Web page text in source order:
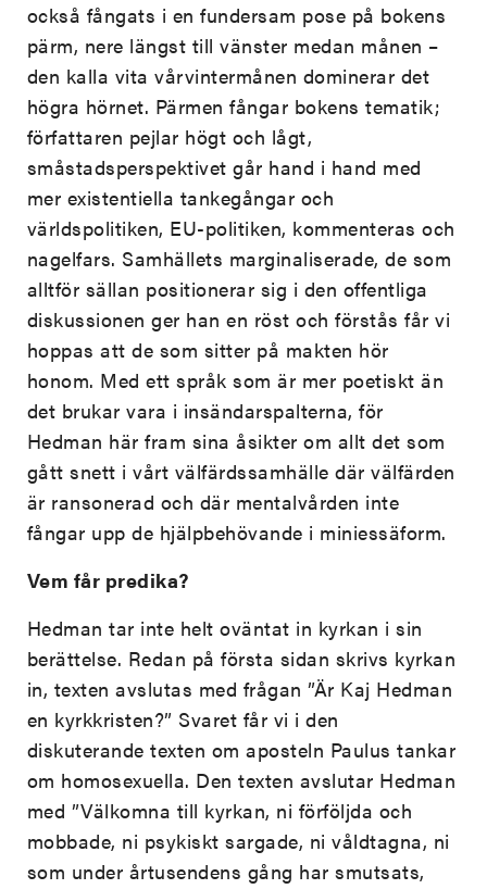
också fångats i en fundersam pose på bokens
pärm, nere längst till vänster medan månen –
den kalla vita vårvintermånen dominerar det
högra hörnet. Pärmen fångar bokens tematik;
författaren pejlar högt och lågt,
småstadsperspektivet går hand i hand med
mer existentiella tankegångar och
världspolitiken, EU-politiken, kommenteras och
nagelfars. Samhällets marginaliserade, de som
alltför sällan positionerar sig i den offentliga
diskussionen ger han en röst och förstås får vi
hoppas att de som sitter på makten hör
honom. Med ett språk som är mer poetiskt än
det brukar vara i insändarspalterna, för
Hedman här fram sina åsikter om allt det som
gått snett i vårt välfärdssamhälle där välfärden
är ransonerad och där mentalvården inte
fångar upp de hjälpbehövande i miniessäform.
Vem får predika?
Hedman tar inte helt oväntat in kyrkan i sin
berättelse. Redan på första sidan skrivs kyrkan
in, texten avslutas med frågan ”Är Kaj Hedman
en kyrkkristen?” Svaret får vi i den
diskuterande texten om aposteln Paulus tankar
om homosexuella. Den texten avslutar Hedman
med ”Välkomna till kyrkan, ni förföljda och
mobbade, ni psykiskt sargade, ni våldtagna, ni
som under årtusendens gång har smutsats,